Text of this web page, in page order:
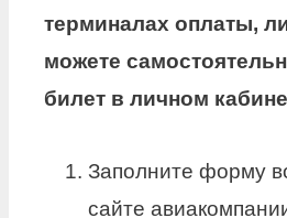
терминалах оплаты,
можете
билет в личном
Заполните форму
сайте